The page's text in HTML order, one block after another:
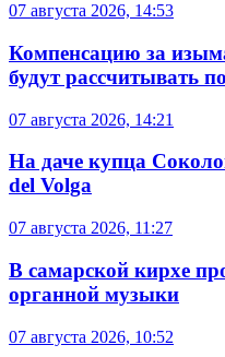
07 августа 2026, 14:53
Компенсацию за
будут рассчитывать
07 августа 2026, 14:21
На даче купца
del Volga
07 августа 2026, 11:27
В самарской кирхе
органной музыки
07 августа 2026, 10:52